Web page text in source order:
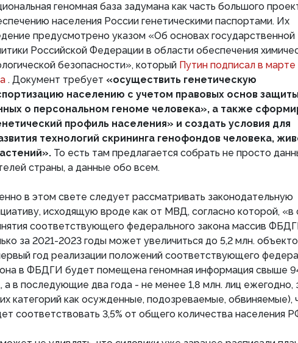
геномная база задумана как часть большого
населения России генетическими паспортами. Их
предусмотрено указом «Об основах государственной
Российской Федерации в области обеспечения
безопасности», который Путин подписал в марте
. Документ требует «осуществить генетическую
населению с учетом правовых основ
о персональном геноме человека», а также
профиль населения» и создать условия для
технологий скрининга генофондов человека,
То есть там предлагается собрать не просто
страны, а данные обо всем.
в этом свете следует рассматривать законодательную
исходящую вроде как от МВД, согласно которой, «в
соответствующего федерального закона массив
за 2021-2023 годы может увеличиться до 5,2 млн.
год реализации положений соответствующего
в ФБДГИ будет помещена геномная информация свыше
а в последующие два года - не менее 1,8 млн. лиц ежегодно,
категорий как осужденные, подозреваемые, обвиняемые),
соответствовать 3,5% от общего количества населения